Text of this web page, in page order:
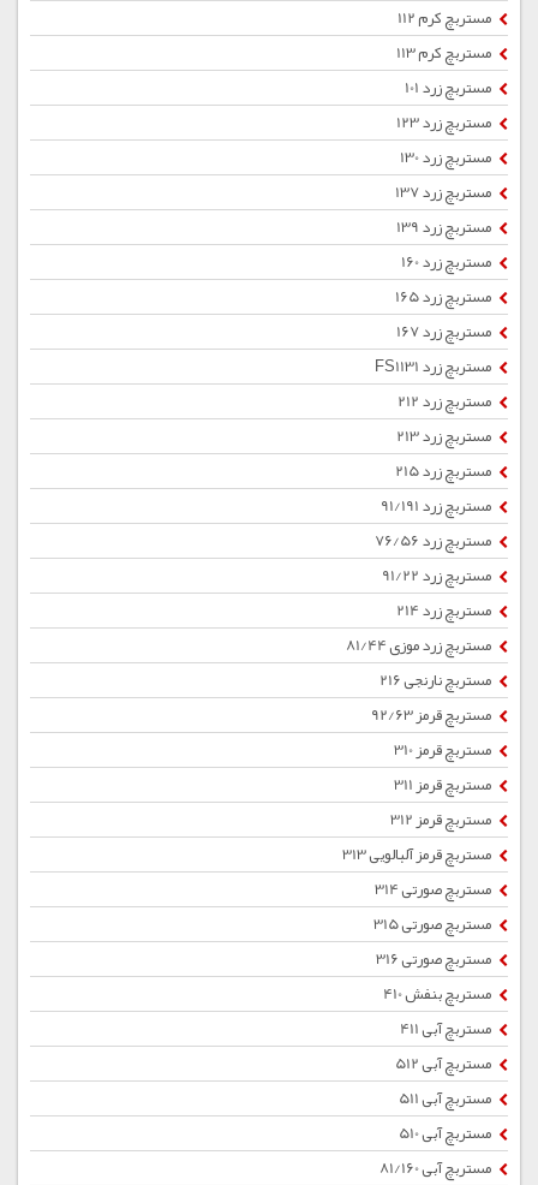
مستربچ کرم 112
مستربچ کرم 113
مستربچ زرد 101
مستربچ زرد 123
مستربچ زرد 130
مستربچ زرد 137
مستربچ زرد 139
مستربچ زرد 160
مستربچ زرد 165
مستربچ زرد 167
مستربچ زرد FS1131
مستربچ زرد 212
مستربچ زرد 213
مستربچ زرد 215
مستربچ زرد 91/191
مستربچ زرد 76/56
مستربچ زرد 91/22
مستربچ زرد 214
مستربچ زرد موزی 81/44
مستربچ نارنجی 216
مستربچ قرمز 92/63
مستربچ قرمز 310
مستربچ قرمز 311
مستربچ قرمز 312
مستربچ قرمز آلبالویی 313
مستربچ صورتی 314
مستربچ صورتی 315
مستربچ صورتی 316
مستربچ بنفش 410
مستربچ آبی 411
مستربچ آبی 512
مستربچ آبی 511
مستربچ آبی 510
مستربچ آبی 81/160